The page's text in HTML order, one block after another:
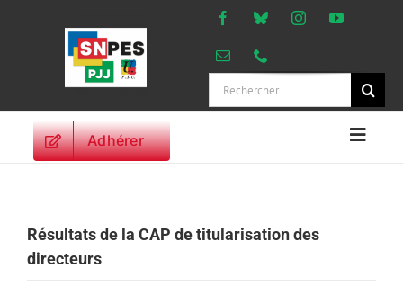
Rechercher:
Adhérer
ORIENTATIONS
Résultats de la CAP de titularisation des
directeurs